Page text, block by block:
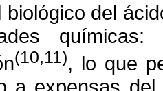
biológico del
(10,11), lo que
a expensas